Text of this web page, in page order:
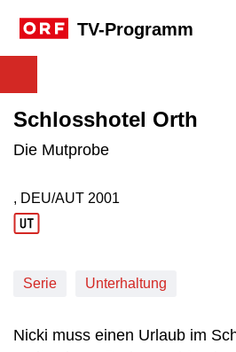
TV-Programm
Schlosshotel Orth
Die Mutprobe
Produktionsland: DEU/AUT
, DEU/AUT
Produktionsjahr: 2001
2001
Serie Unterhaltung
Nicki muss einen Urlaub im